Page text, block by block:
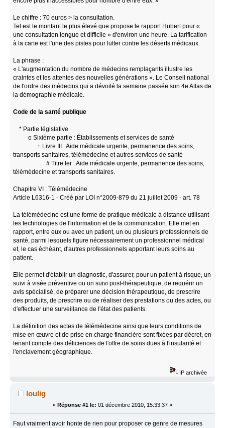
Le chiffre : 70 euros > la consultation.
Tel est le montant le plus élevé que propose le rapport Hubert pour «
une consultation longue et difficile » d'environ une heure. La tarification
à la carte est l'une des pistes pour lutter contre les déserts médicaux.
La phrase :
« L'augmentation du nombre de médecins remplaçants illustre les
craintes et les attentes des nouvelles générations ». Le Conseil national
de l'ordre des médecins qui a dévoilé la semaine passée son 4e Atlas de
la démographie médicale.
Code de la santé publique
* Partie législative
o Sixième partie : Établissements et services de santé
+ Livre III : Aide médicale urgente, permanence des soins,
transports sanitaires, télémédecine et autres services de santé
# Titre Ier : Aide médicale urgente, permanence des soins,
télémédecine et transports sanitaires.
Chapitre VI : Télémédecine
Article L6316-1 - Créé par LOI n°2009-879 du 21 juillet 2009 - art. 78
La télémédecine est une forme de pratique médicale à distance utilisant
les technologies de l'information et de la communication. Elle met en
rapport, entre eux ou avec un patient, un ou plusieurs professionnels de
santé, parmi lesquels figure nécessairement un professionnel médical
et, le cas échéant, d'autres professionnels apportant leurs soins au
patient.
Elle permet d'établir un diagnostic, d'assurer, pour un patient à risque, un
suivi à visée préventive ou un suivi post-thérapeutique, de requérir un
avis spécialisé, de préparer une décision thérapeutique, de prescrire
des produits, de prescrire ou de réaliser des prestations ou des actes, ou
d'effectuer une surveillance de l'état des patients.
La définition des actes de télémédecine ainsi que leurs conditions de
mise en œuvre et de prise en charge financière sont fixées par décret, en
tenant compte des déficiences de l'offre de soins dues à l'insularité et
l'enclavement géographique.
IP archivée
loulig
« Réponse #1 le: 01 décembre 2010, 15:33:37 »
Faut vraiment avoir honte de rien pour proposer ce genre de mesures